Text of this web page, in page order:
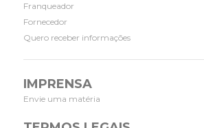
Franqueador
Fornecedor
Quero receber informações
IMPRENSA
Envie uma matéria